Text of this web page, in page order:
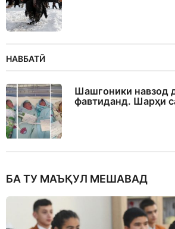
НАВБАТӢ
Шашгоники навзод
фавтиданд. Шарҳи
БА ТУ МАЪҚУЛ МЕШАВАД